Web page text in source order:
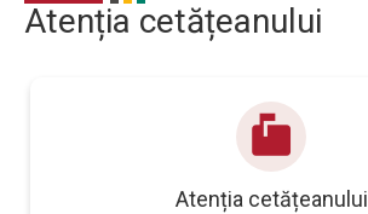
Atenția cetățeanului
markunread_mailbox
Atenția cetățeanului